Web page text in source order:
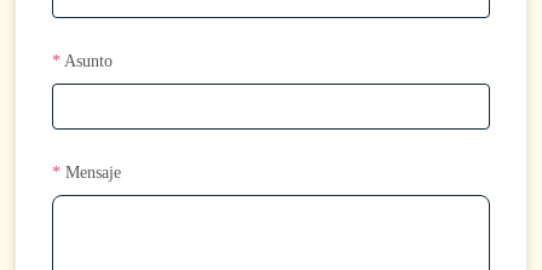
* Asunto
* Mensaje